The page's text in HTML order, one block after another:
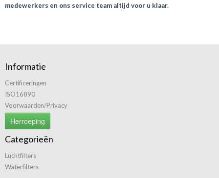
medewerkers en ons service team altijd voor u klaar.
Informatie
Certificeringen
ISO16890
Voorwaarden/Privacy
Herroeping
Categorieën
Luchtfilters
Waterfilters